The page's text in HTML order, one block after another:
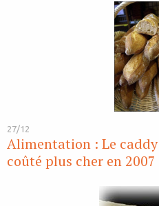
27/12
Alimentation : Le
coûté plus cher en 2007